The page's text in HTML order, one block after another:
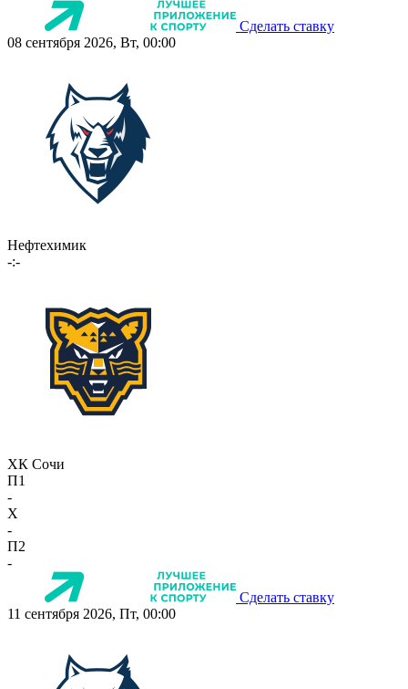
Сделать ставку
08 сентября 2026, Вт, 00:00
Нефтехимик
-:-
ХК Сочи
П1
-
X
-
П2
-
Сделать ставку
11 сентября 2026, Пт, 00:00